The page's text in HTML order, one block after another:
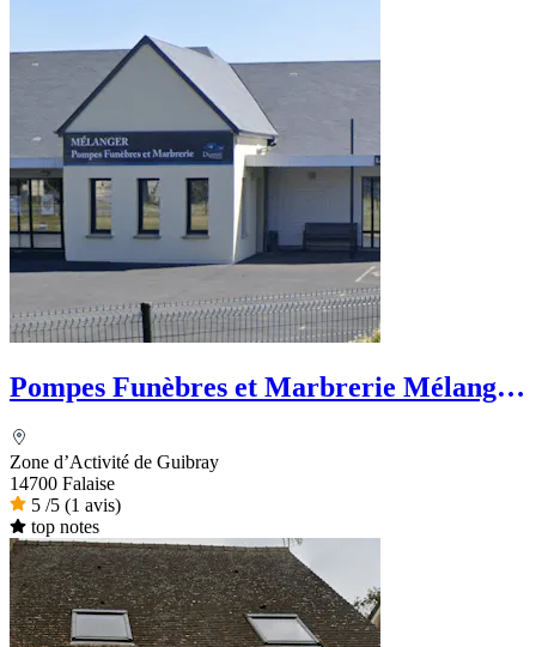
Pompes Funèbres et Marbrerie Mélanger
Zone d’Activité de Guibray
14700 Falaise
5 /5 (1 avis)
top notes